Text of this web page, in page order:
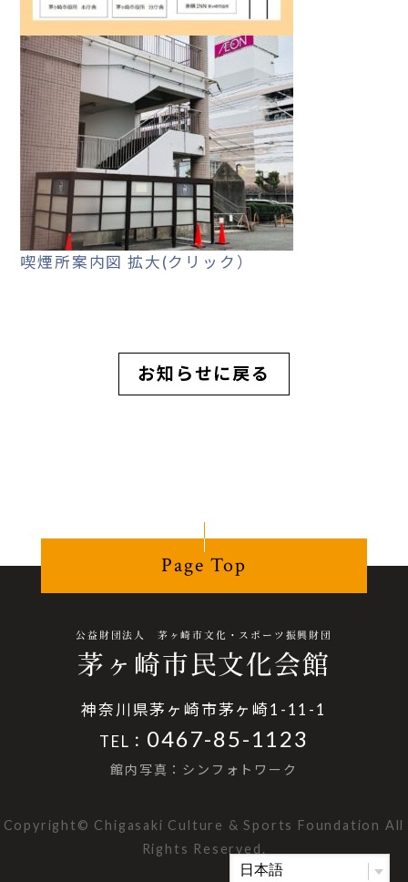
喫煙所案内図 拡大(クリック）
お知らせに戻る
Page Top
公益財団法人 茅ヶ崎市文化・スポーツ振興財団
茅ヶ崎市民文化会館
神奈川県茅ヶ崎市茅ヶ崎1-11-1
TEL： 0467-85-1123
館内写真：シンフォトワーク
Copyright© Chigasaki Culture & Sports Foundation All
Rights Reserved.